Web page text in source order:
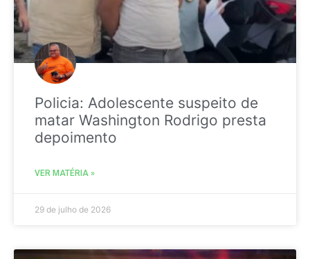
Policia: Adolescente suspeito de
matar Washington Rodrigo presta
depoimento
VER MATÉRIA »
29 de julho de 2026